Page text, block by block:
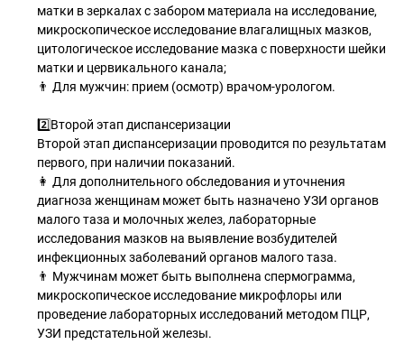
матки в зеркалах с забором материала на исследование,
микроскопическое исследование влагалищных мазков,
цитологическое исследование мазка с поверхности шейки
матки и цервикального канала;
👨 Для мужчин: прием (осмотр) врачом-урологом.
2️⃣Второй этап диспансеризации
Второй этап диспансеризации проводится по результатам
первого, при наличии показаний.
👩 Для дополнительного обследования и уточнения
диагноза женщинам может быть назначено УЗИ органов
малого таза и молочных желез, лабораторные
исследования мазков на выявление возбудителей
инфекционных заболеваний органов малого таза.
👨 Мужчинам может быть выполнена спермограмма,
микроскопическое исследование микрофлоры или
проведение лабораторных исследований методом ПЦР,
УЗИ предстательной железы.